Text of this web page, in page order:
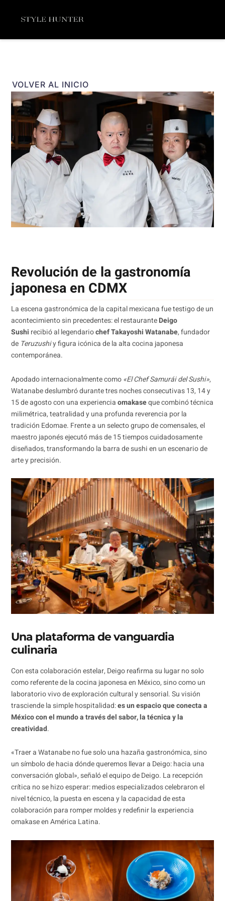
VOLVER AL INICIO
Revolución de la gastronomía
japonesa en CDMX
La escena gastronómica de la capital mexicana fue testigo de un
acontecimiento sin precedentes: el restauranteDeigo
Sushi recibió al legendariochef Takayoshi Watanabe, fundador
de Teruzushiy figura icónica de la alta cocina japonesa
contemporánea.
Apodado internacionalmente como«El Chef Samurái del Sushi»,
Watanabe deslumbró durante tres noches consecutivas 13, 14 y
15 de agosto con una experienciaomakaseque combinó técnica
milimétrica, teatralidad y una profunda reverencia por la
tradición Edomae. Frente a un selecto grupo de comensales, el
maestro japonés ejecutó más de 15 tiempos cuidadosamente
diseñados, transformando la barra de sushi en un escenario de
arte y precisión.
Una plataforma de vanguardia
culinaria
Con esta colaboración estelar, Deigo reafirma su lugar no solo
como referente de la cocina japonesa en México, sino como un
laboratorio vivo de exploración cultural y sensorial. Su visión
trasciende la simple hospitalidad:es un espacio que conecta a
México con el mundo a través del sabor, la técnica y la
creatividad.
«Traer a Watanabe no fue solo una hazaña gastronómica, sino
un símbolo de hacia dónde queremos llevar a Deigo: hacia una
conversación global», señaló el equipo de Deigo. La recepción
crítica no se hizo esperar: medios especializados celebraron el
nivel técnico, la puesta en escena y la capacidad de esta
colaboración para romper moldes y redefinir la experiencia
omakase en América Latina.